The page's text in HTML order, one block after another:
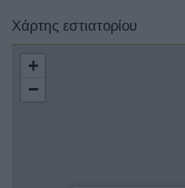
Χάρτης εστιατορίου
+
−